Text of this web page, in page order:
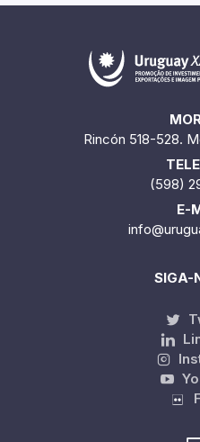
Rincón 518-528.
(598)
E-
SIGA-